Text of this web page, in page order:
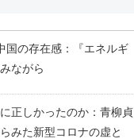
国の存在感：『エネルギ
ながら
正しかったのか：青柳貞
みた新型コロナの虚と